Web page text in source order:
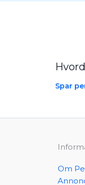
Spar
Om